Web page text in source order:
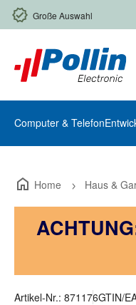
Hauptinhalt springen
Zur Suche springen
ZurGroße Auswahl
Computer & Telefon
Home Haus &
Artikel-Nr.: 871176GTIN/